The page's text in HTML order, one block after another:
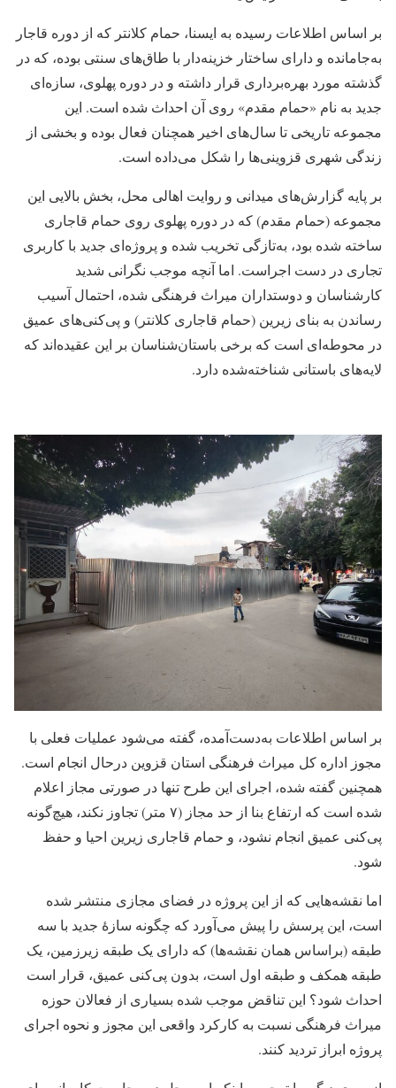
بر اساس اطلاعات رسیده به ایسنا، حمام کلانتر که از دوره قاجار
به‌جامانده و دارای ساختار خزینه‌دار با طاق‌های سنتی بوده، که در
گذشته مورد بهره‌برداری قرار داشته و در دوره پهلوی، سازه‌ای
جدید به نام «حمام مقدم» روی آن احداث شده است. این
مجموعه تاریخی تا سال‌های اخیر همچنان فعال بوده و بخشی از
زندگی شهری قزوینی‌ها را شکل می‌داده است.
بر پایه گزارش‌های میدانی و روایت اهالی محل، بخش بالایی این
مجموعه (حمام مقدم) که در دوره پهلوی روی حمام قاجاری
ساخته شده بود، به‌تازگی تخریب شده و پروژه‌ای جدید با کاربری
تجاری در دست اجراست. اما آنچه موجب نگرانی شدید
کارشناسان و دوستداران میراث فرهنگی شده، احتمال آسیب
رساندن به بنای زیرین (حمام قاجاری کلانتر) و پی‌کنی‌های عمیق
در محوطه‌ای است که برخی باستان‌شناسان بر این عقیده‌اند که
لایه‌های باستانی شناخته‌شده دارد.
بر اساس اطلاعات به‌دست‌آمده، گفته می‌شود عملیات فعلی با
مجوز اداره کل میراث فرهنگی استان قزوین درحال انجام است.
همچنین گفته شده، اجرای این طرح تنها در صورتی مجاز اعلام
شده است که ارتفاع بنا از حد مجاز (٧ متر) تجاوز نکند، هیچ‌گونه
پی‌کنی عمیق انجام نشود، و حمام قاجاری زیرین احیا و حفظ
شود.
اما نقشه‌هایی که از این پروژه در فضای مجازی منتشر شده
است، این پرسش را پیش می‌آورد که چگونه سازۀ جدید با سه
طبقه (براساس همان نقشه‌ها) که دارای یک طبقه زیرزمین، یک
طبقه همکف و طبقه اول است، بدون پی‌کنی عمیق، قرار است
احداث شود؟ این تناقض موجب شده بسیاری از فعالان حوزه
میراث فرهنگی نسبت به کارکرد واقعی این مجوز و نحوه اجرای
پروژه ابراز تردید کنند.